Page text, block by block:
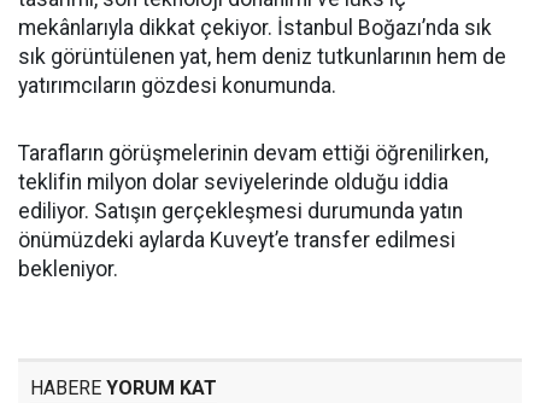
mekânlarıyla dikkat çekiyor. İstanbul Boğazı’nda sık
sık görüntülenen yat, hem deniz tutkunlarının hem de
yatırımcıların gözdesi konumunda.
Tarafların görüşmelerinin devam ettiği öğrenilirken,
teklifin milyon dolar seviyelerinde olduğu iddia
ediliyor. Satışın gerçekleşmesi durumunda yatın
önümüzdeki aylarda Kuveyt’e transfer edilmesi
bekleniyor.
HABERE YORUM KAT